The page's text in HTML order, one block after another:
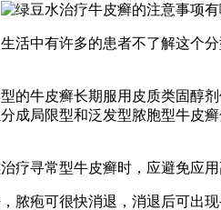
活中有许多的患者不了解这个
的牛皮癣长期服用皮质类固醇
成局限型和泛发型脓胞型牛皮
寻常型牛皮癣时，应避免应
脓疱可很快消退，消退后可出